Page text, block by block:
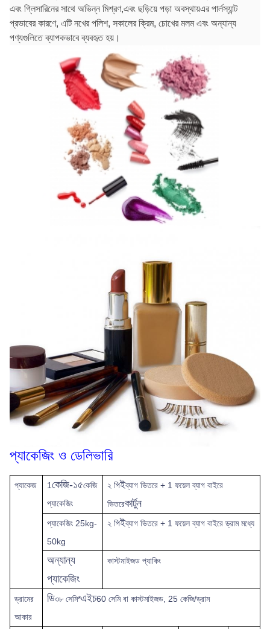
এবং গ্লিসারিনের সাথে অভিন্ন মিশ্রণ,এবং ছড়িয়ে পড়া অবস্থায়এর পার্লস্যান্ট
প্রভাবের কারণে, এটি নখের পলিশ, সকালের ক্রিম, চোখের মলম এবং অন্যান্য
পণ্যগুলিতে ব্যাপকভাবে ব্যবহৃত হয়।
প্যাকেজিং ও ডেলিভারি
প্যাকেজ 1কেজি-১৫কেজি
প্যাকেজিং
২ পিইব্যাগ ভিতরে + 1 ফয়েল ব্যাগ বাইরে
ভিতরেকার্টুন
প্যাকেজিং 25kg-
50kg
২ পিইব্যাগ ভিতরে + 1 ফয়েল ব্যাগ বাইরে ড্রাম মধ্যে
অন্যান্য
প্যাকেজিং
কাস্টমাইজড প্যাকিং
ড্রামের
আকার
ডি৩৮ সেমি*এইচ60 সেমি বা কাস্টমাইজড, 25 কেজি/ড্রাম